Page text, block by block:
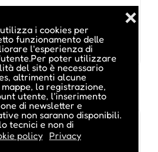
i cookies per
funzionamento delle
l'esperienza di
poter utilizzare
del sito è necessario
altrimenti alcune
la registrazione,
utente, l'inserimento
di newsletter e
non saranno disponibili.
tecnici e non di
policy Privacy
❌